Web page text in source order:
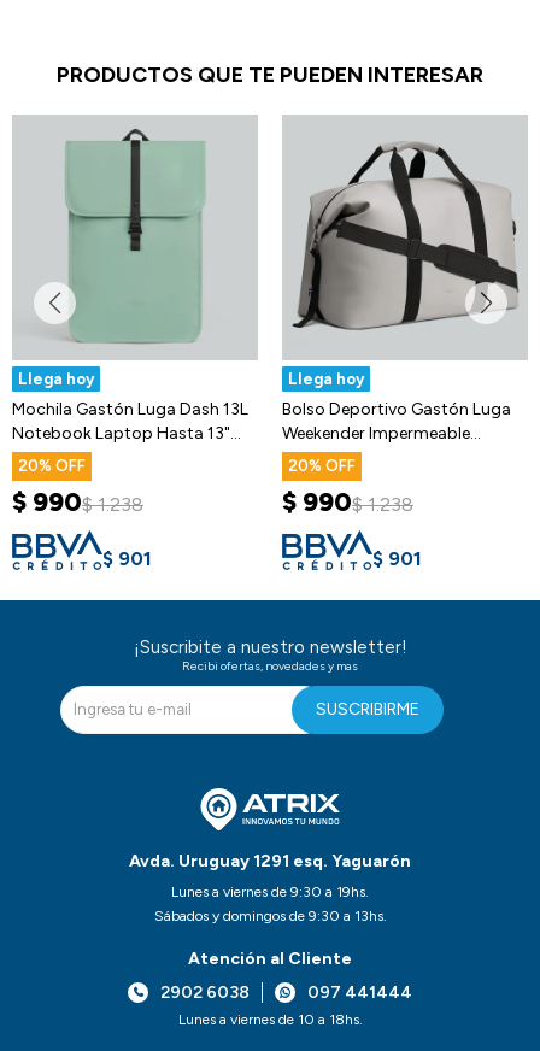
PRODUCTOS QUE TE PUEDEN INTERESAR
Llega hoy
Mochila Gastón Luga Dash 13L
Notebook Laptop Hasta 13"
Atrix
20
$ 990$ 1.238
$ 901
Llega hoy
Bolso Deportivo Gastón Luga
Weekender Impermeable
Ajustable
20
$ 990$ 1.238
$ 901
Avda. Uruguay 1291 esq. Yaguarón
Lunes a viernes de 9:30 a 19hs.
Sábados y domingos de 9:30 a 13hs.
Atención al Cliente
2902 6038
097 441444
Lunes a viernes de 10 a 18hs.
¡Suscribite a nuestro newsletter!
Recibi ofertas, novedades y mas
SUSCRIBIRME